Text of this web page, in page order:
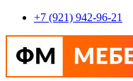
+7 (921) 942-96-21